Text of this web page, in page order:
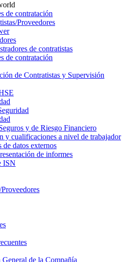
de contratación
Proveedores
de contratistas
de contratación
de Contratistas y Supervisión
y de Riesgo Financiero
y cualificaciones a nivel de trabajador
de datos externos
de informes
ISN
de la Compañía